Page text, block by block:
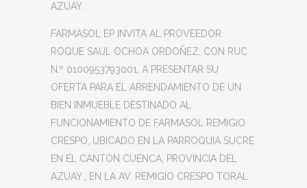
AZUAY.
FARMASOL EP INVITA AL PROVEEDOR
ROQUE SAUL OCHOA ORDOÑEZ, CON RUC
N.º 0100953793001, A PRESENTAR SU
OFERTA PARA EL ARRENDAMIENTO DE UN
BIEN INMUEBLE DESTINADO AL
FUNCIONAMIENTO DE FARMASOL REMIGIO
CRESPO, UBICADO EN LA PARROQUIA SUCRE
EN EL CANTÓN CUENCA, PROVINCIA DEL
AZUAY , EN LA AV. REMIGIO CRESPO TORAL